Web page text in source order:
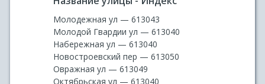
Молодежная ул — 613043
Молодой Гвардии ул — 613040
Набережная ул — 613040
Новостроевский пер — 613050
Овражная ул — 613049
Октябрьская ул — 613040